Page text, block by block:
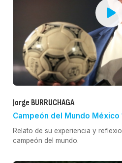
Jorge BURRUCHAGA
Campeón del Mundo México
Relato de su experiencia y
campeón del mundo.